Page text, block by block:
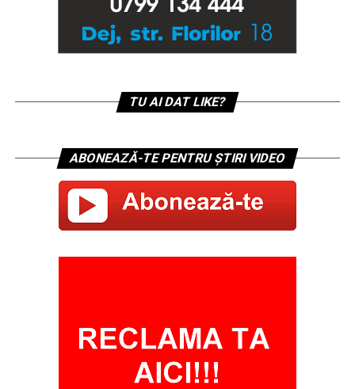
TU AI DAT LIKE?
ABONEAZĂ-TE PENTRU ȘTIRI VIDEO